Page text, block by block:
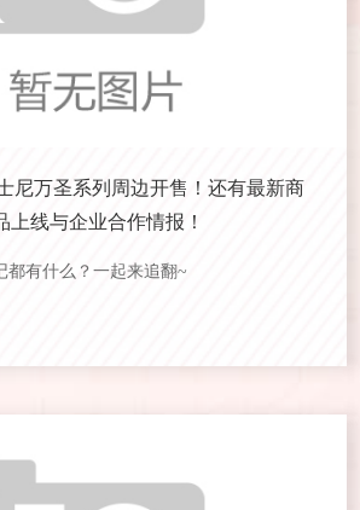
尼万圣系列周边开售！还有最新商
上线与企业合作情报！
都有什么？一起来追翻~